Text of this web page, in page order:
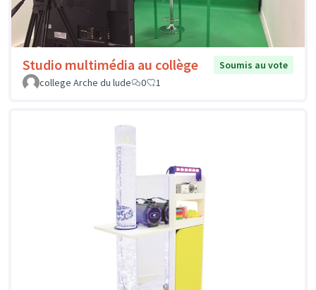
Studio multimédia au collège
Soumis au vote
college Arche du lude
0 1